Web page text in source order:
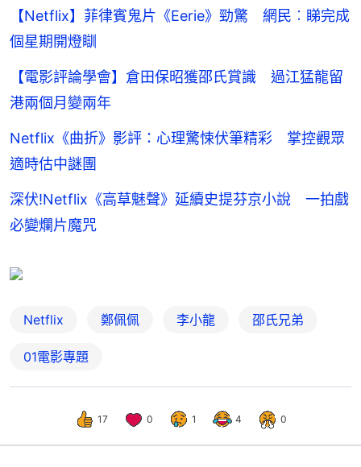
【Netflix】菲律賓鬼片《Eerie》勁驚 網民︰睇完成
個星期開燈瞓
【電影評論學會】倉田保昭獲邵氏賞識 過江猛龍留
港兩個月變兩年
Netflix《曲折》影評：心理驚悚伏筆精彩 掌控觀眾
適時估中謎團
深伏!Netflix《高草魅聲》延續史提芬京小說 一拍戲
必變爛片魔咒
Netflix 鄭佩佩 李小龍 邵氏兄弟
01電影專題
17 0 1 4 0